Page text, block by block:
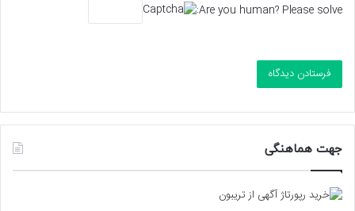
Are you human? Please solve:
جهت هماهنگی